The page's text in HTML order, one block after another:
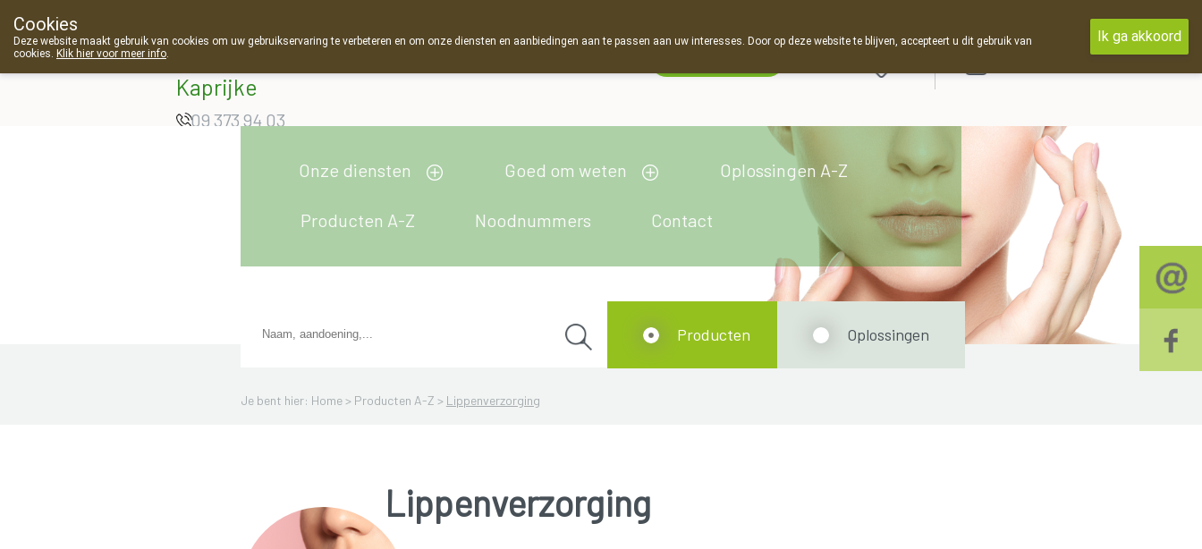
Apotheek Van
Kaprijke
09 373 94 03
Onze diensten Goed om weten Oplossingen A-Z
Producten A-Z Noodnummers Contact
Je bent hier: Home > Producten A-Z > Lippenverzorging
Producten Oplossingen
Lippenverzorging
Cookies
Deze website maakt gebruik van cookies om uw gebruikservaring te verbeteren en om onze diensten en aanbiedingen aan te passen aan uw interesses. Door op deze website te blijven, accepteert u dit gebruik van
cookies. Klik hier voor meer info.
Ik ga akkoord